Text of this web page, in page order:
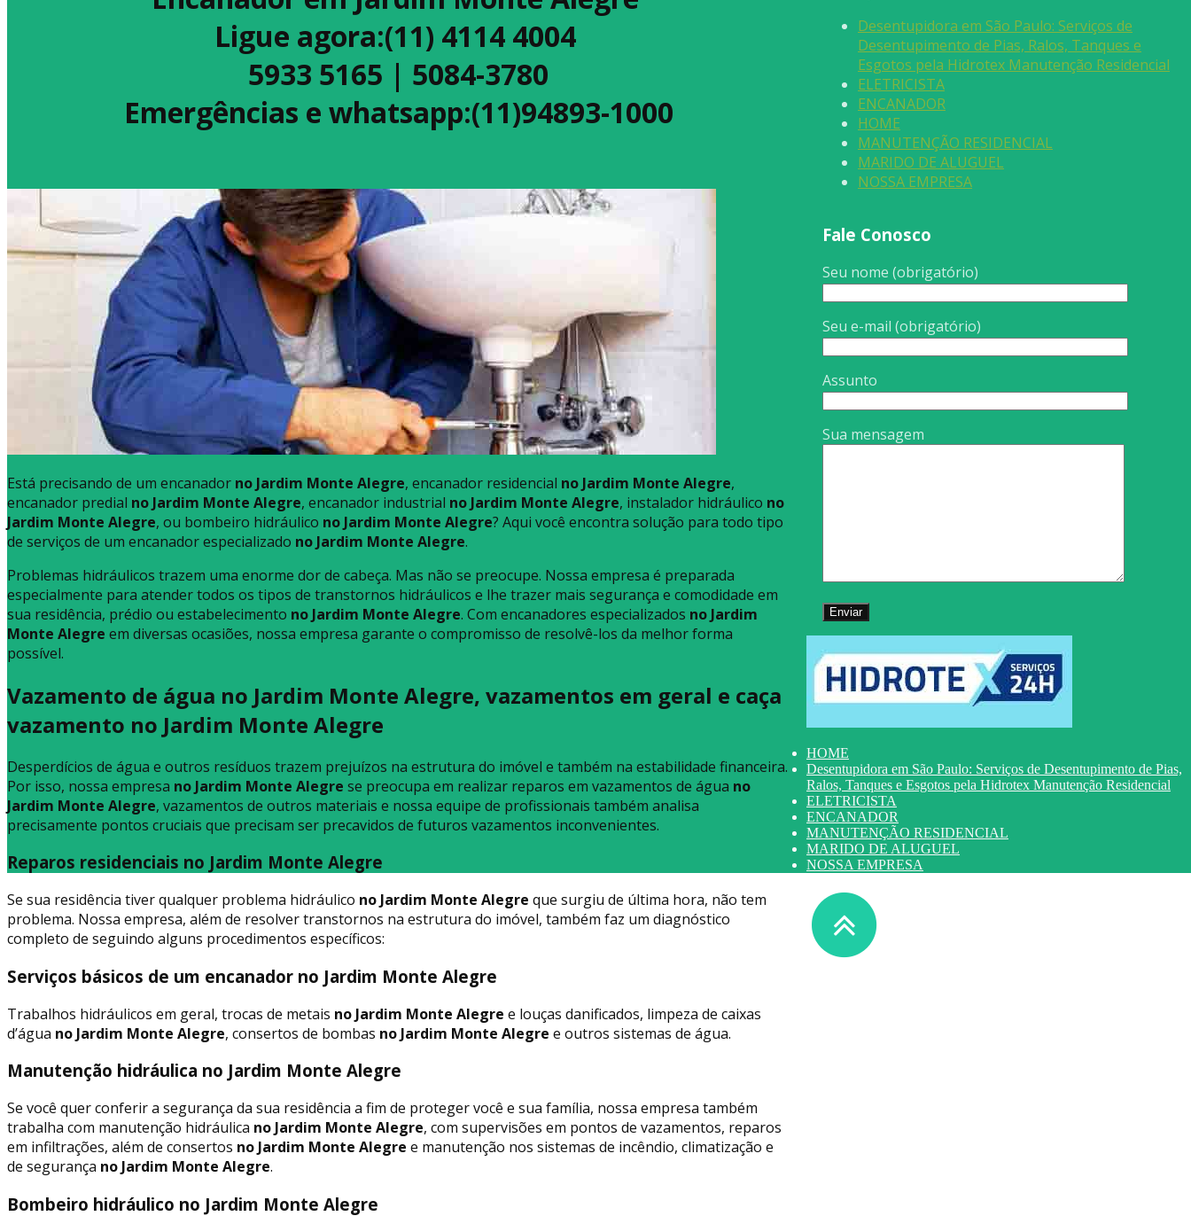
Ligue agora:(11) 4114 4004
5933 5165 | 5084-3780
Emergências e whatsapp:(11)94893-1000
Está precisando de um encanador no Jardim Monte Alegre, encanador residencial no Jardim Monte Alegre,
encanador predial no Jardim Monte Alegre, encanador industrial no Jardim Monte Alegre, instalador hidráulico no
Jardim Monte Alegre, ou bombeiro hidráulico no Jardim Monte Alegre? Aqui você encontra solução para todo tipo
de serviços de um encanador especializado no Jardim Monte Alegre.
Problemas hidráulicos trazem uma enorme dor de cabeça. Mas não se preocupe. Nossa empresa é preparada
especialmente para atender todos os tipos de transtornos hidráulicos e lhe trazer mais segurança e comodidade em
sua residência, prédio ou estabelecimento no Jardim Monte Alegre. Com encanadores especializados no Jardim
Monte Alegre em diversas ocasiões, nossa empresa garante o compromisso de resolvê-los da melhor forma
possível.
Vazamento de água no Jardim Monte Alegre, vazamentos em geral e caça
vazamento no Jardim Monte Alegre
Desperdícios de água e outros resíduos trazem prejuízos na estrutura do imóvel e também na estabilidade financeira.
Por isso, nossa empresa no Jardim Monte Alegre se preocupa em realizar reparos em vazamentos de água no
Jardim Monte Alegre, vazamentos de outros materiais e nossa equipe de profissionais também analisa
precisamente pontos cruciais que precisam ser precavidos de futuros vazamentos inconvenientes.
Reparos residenciais no Jardim Monte Alegre
Se sua residência tiver qualquer problema hidráulico no Jardim Monte Alegre que surgiu de última hora, não tem
problema. Nossa empresa, além de resolver transtornos na estrutura do imóvel, também faz um diagnóstico
completo de seguindo alguns procedimentos específicos:
Serviços básicos de um encanador no Jardim Monte Alegre
Trabalhos hidráulicos em geral, trocas de metais no Jardim Monte Alegre e louças danificados, limpeza de caixas
d’água no Jardim Monte Alegre, consertos de bombas no Jardim Monte Alegre e outros sistemas de água.
Manutenção hidráulica no Jardim Monte Alegre
Se você quer conferir a segurança da sua residência a fim de proteger você e sua família, nossa empresa também
trabalha com manutenção hidráulica no Jardim Monte Alegre, com supervisões em pontos de vazamentos, reparos
em infiltrações, além de consertos no Jardim Monte Alegre e manutenção nos sistemas de incêndio, climatização e
de segurança no Jardim Monte Alegre.
Bombeiro hidráulico no Jardim Monte Alegre
Desentupidora em São Paulo: Serviços de
Desentupimento de Pias, Ralos, Tanques e
Esgotos pela Hidrotex Manutenção Residencial
ELETRICISTA
ENCANADOR
HOME
MANUTENÇÃO RESIDENCIAL
MARIDO DE ALUGUEL
NOSSA EMPRESA
Fale Conosco
Seu nome (obrigatório)
Seu e-mail (obrigatório)
Assunto
Sua mensagem
HOME
Desentupidora em São Paulo: Serviços de Desentupimento de Pias,
Ralos, Tanques e Esgotos pela Hidrotex Manutenção Residencial
ELETRICISTA
ENCANADOR
MANUTENÇÃO RESIDENCIAL
MARIDO DE ALUGUEL
NOSSA EMPRESA